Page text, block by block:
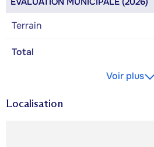
Terrain
Total
Voir plus
Localisation